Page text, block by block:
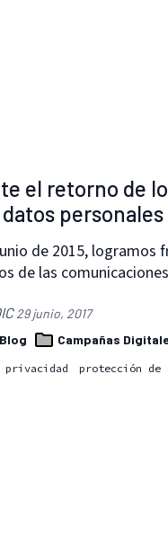
el retorno de
personales
de 2015,
de las
29 junio, 2017
Blog
Campañas
privacidad protección de